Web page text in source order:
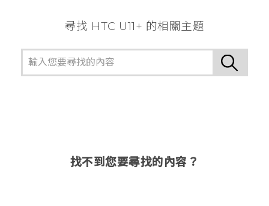
尋找 HTC U11+ 的相關主題
找不到您要尋找的內容？